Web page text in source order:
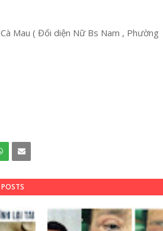
Mau ( Đối diện Nữ Bs Nam , Phường